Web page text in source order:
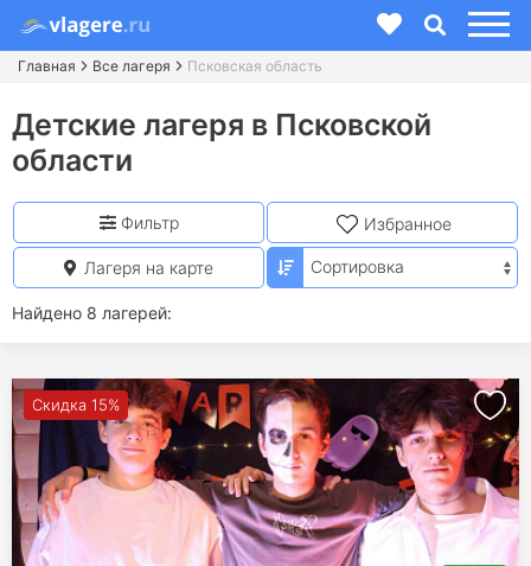
Главная Все лагеря Псковская область
Детские лагеря в Псковской
области
Найдено 8 лагерей:
Фильтр Избранное
Лагеря на карте
Скидка 15%